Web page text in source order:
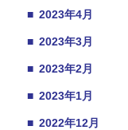
■ 2023年4月
■ 2023年3月
■ 2023年2月
■ 2023年1月
■ 2022年12月